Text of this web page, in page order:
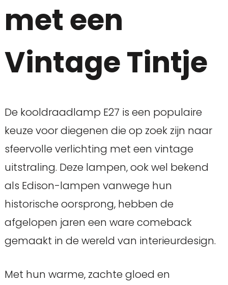
met een
Vintage Tintje
De kooldraadlamp E27 is een populaire
keuze voor diegenen die op zoek zijn naar
sfeervolle verlichting met een vintage
uitstraling. Deze lampen, ook wel bekend
als Edison-lampen vanwege hun
historische oorsprong, hebben de
afgelopen jaren een ware comeback
gemaakt in de wereld van interieurdesign.
Met hun warme, zachte gloed en